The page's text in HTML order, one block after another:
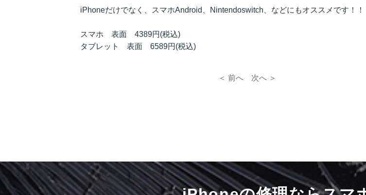
iPhoneだけでなく、スマホAndroid、Nintendoswitch、などにもオススメです！！
スマホ 表面 4389円(税込)
タブレット 表面 6589円(税込)
＜ 前へ 次へ ＞